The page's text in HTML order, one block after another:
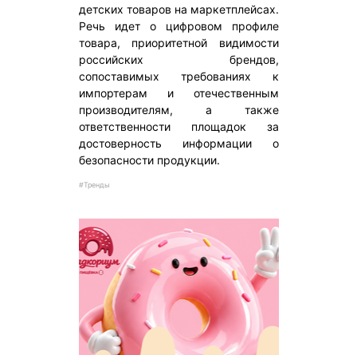
детских товаров на маркетплейсах.
Речь идет о цифровом профиле
товара, приоритетной видимости
российских брендов,
сопоставимых требованиях к
импортерам и отечественным
производителям, а также
ответственности площадок за
достоверность информации о
безопасности продукции.
#Тренды